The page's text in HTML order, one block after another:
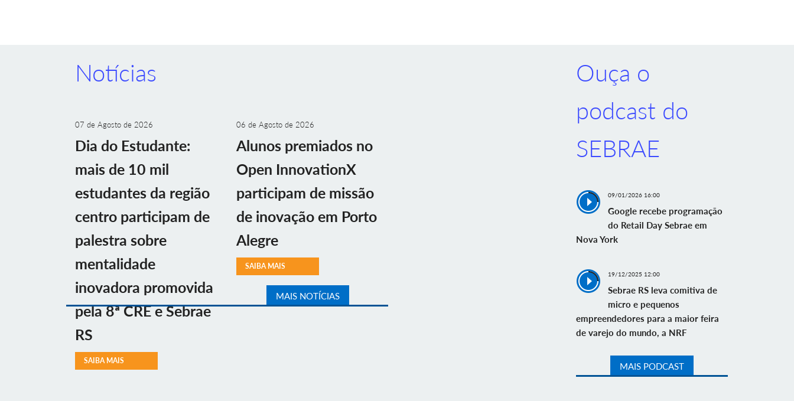
Notícias
07 de Agosto de 2026
Dia do Estudante:
mais de 10 mil
estudantes da região
centro participam de
palestra sobre
mentalidade
inovadora promovida
pela 8ª CRE e Sebrae
RS
SAIBA MAIS
06 de Agosto de 2026
Alunos premiados no
Open InnovationX
participam de missão
de inovação em Porto
Alegre
SAIBA MAIS
MAIS NOTÍCIAS
Ouça o
podcast do
SEBRAE
09/01/2026 16:00
Google recebe programação
do Retail Day Sebrae em
Nova York
19/12/2025 12:00
Sebrae RS leva comitiva de
micro e pequenos
empreendedores para a maior feira
de varejo do mundo, a NRF
MAIS PODCAST